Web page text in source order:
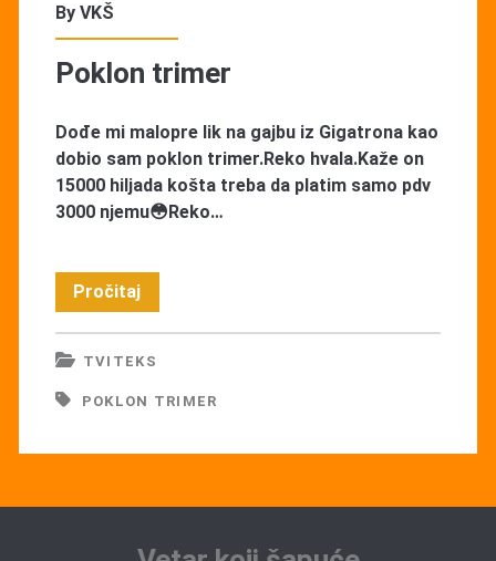
By VKŠ
Poklon trimer
Dođe mi malopre lik na gajbu iz Gigatrona kao
dobio sam poklon trimer.Reko hvala.Kaže on
15000 hiljada košta treba da platim samo pdv
3000 njemu😳Reko…
PročitajPoklon
trimer
TVITEKS
POKLON TRIMER